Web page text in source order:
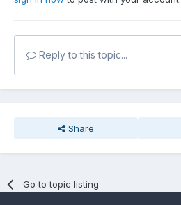
Reply to this topic...
Share
Go to topic listing